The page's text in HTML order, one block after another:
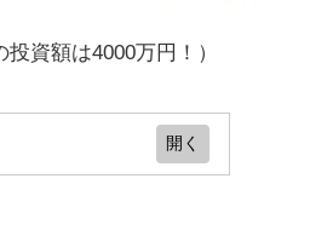
投資額は4000万円！）